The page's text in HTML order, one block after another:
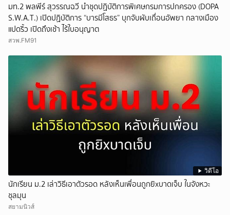
มท.2 พลพีร์ สุวรรณฉวี นำชุดปฏิบัติการพิเศษกรมการปกครอง (DOPA
S.W.A.T.) เปิดปฏิบัติการ “บารมีโสธร” บุกจับผับเถื่อนอัพยา กลางเมือง
แปดริ้ว เปิดถึงเช้า ไร้ใบอนุญาต
สวพ.FM91
วิดีโอ
นักเรียน ม.2 เล่าวิธีเอาตัวรอด หลังเห็นเพื่อนถูกยิxบาดเจ็บ ในจังหวะ
ชุลมุน
สยามนิวส์